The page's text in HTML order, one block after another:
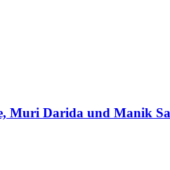
Muri Darida und Manik